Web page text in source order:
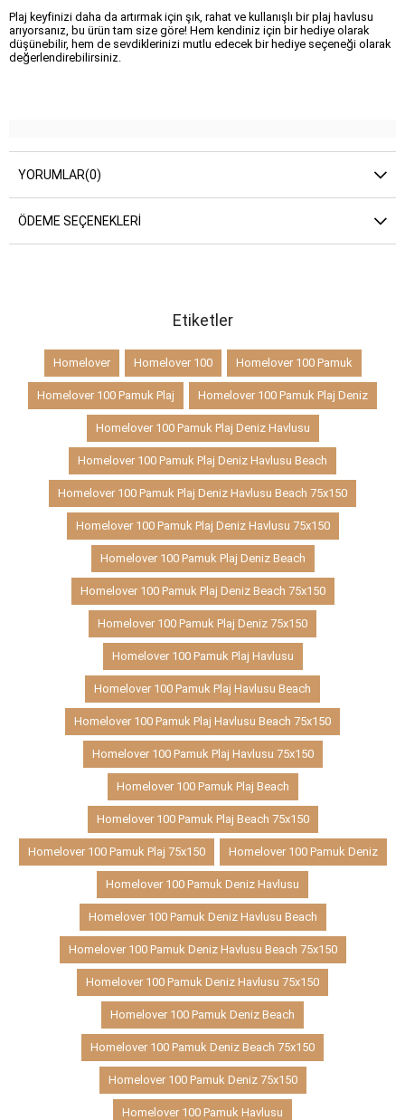
Plaj keyfinizi daha da artırmak için şık, rahat ve kullanışlı bir plaj havlusu
arıyorsanız, bu ürün tam size göre! Hem kendiniz için bir hediye olarak
düşünebilir, hem de sevdiklerinizi mutlu edecek bir hediye seçeneği olarak
değerlendirebilirsiniz.
YORUMLAR(0)
ÖDEME SEÇENEKLERI
Etiketler
Homelover Homelover 100 Homelover 100 Pamuk
Homelover 100 Pamuk Plaj Homelover 100 Pamuk Plaj Deniz
Homelover 100 Pamuk Plaj Deniz Havlusu
Homelover 100 Pamuk Plaj Deniz Havlusu Beach
Homelover 100 Pamuk Plaj Deniz Havlusu Beach 75x150
Homelover 100 Pamuk Plaj Deniz Havlusu 75x150
Homelover 100 Pamuk Plaj Deniz Beach
Homelover 100 Pamuk Plaj Deniz Beach 75x150
Homelover 100 Pamuk Plaj Deniz 75x150
Homelover 100 Pamuk Plaj Havlusu
Homelover 100 Pamuk Plaj Havlusu Beach
Homelover 100 Pamuk Plaj Havlusu Beach 75x150
Homelover 100 Pamuk Plaj Havlusu 75x150
Homelover 100 Pamuk Plaj Beach
Homelover 100 Pamuk Plaj Beach 75x150
Homelover 100 Pamuk Plaj 75x150 Homelover 100 Pamuk Deniz
Homelover 100 Pamuk Deniz Havlusu
Homelover 100 Pamuk Deniz Havlusu Beach
Homelover 100 Pamuk Deniz Havlusu Beach 75x150
Homelover 100 Pamuk Deniz Havlusu 75x150
Homelover 100 Pamuk Deniz Beach
Homelover 100 Pamuk Deniz Beach 75x150
Homelover 100 Pamuk Deniz 75x150
Homelover 100 Pamuk Havlusu